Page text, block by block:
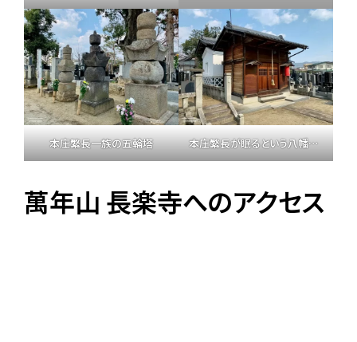
本庄繁長一族の五輪塔 本庄繁長が眠るという八幡神社
萬年山 長楽寺へのアクセス